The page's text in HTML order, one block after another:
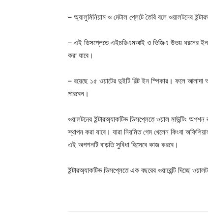
– অ্যালুমিনিয়াম ও মেটাল প্লেটে তৈরি বলে ওয়ালটনের
– এই ডিসপ্লেতে এইচডিএমআই ও ভিজিএ উভয় ধরনের
করা যাবে।
– রয়েছে ১৫ ওয়াটের দুইটি বিল্ট ইন স্পিকার। ফলে
পারবেন।
ওয়ালটনের ইন্টারঅ্যাকটিভ ডিসপ্লেতে ওয়াল মাউন্টিং
স্থাপন করা যাবে। যারা নিয়মিত গেম খেলেন কিংবা
এই অপশনটি বাড়তি সুবিধা হিসেবে কাজ করবে।
ইন্টারঅ্যাকটিভ ডিসপ্লেতে এক বছরের ওয়ারেন্টি দিচ্ছে